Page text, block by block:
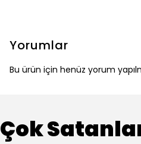
Yorumlar
Bu ürün için henüz yorum
Çok